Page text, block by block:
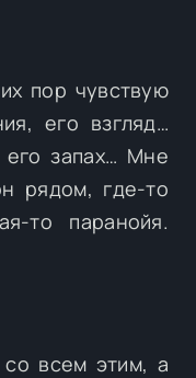
пор чувствую
его взгляд…
запах… Мне
рядом, где-то
то паранойя.
со всем этим, а